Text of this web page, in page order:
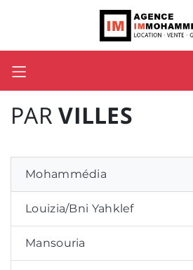
PARVILLES
Mohammédia
Louizia/Bni Yahklef
Mansouria